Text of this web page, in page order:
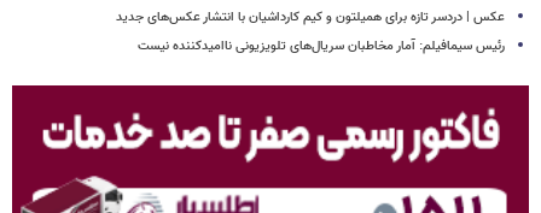
عکس | دردسر تازه برای همیلتون و کیم کارداشیان با انتشار عکس‌های جدید
رئیس سیمافیلم: آمار مخاطبان سریال‌های تلویزیونی ناامیدکننده نیست